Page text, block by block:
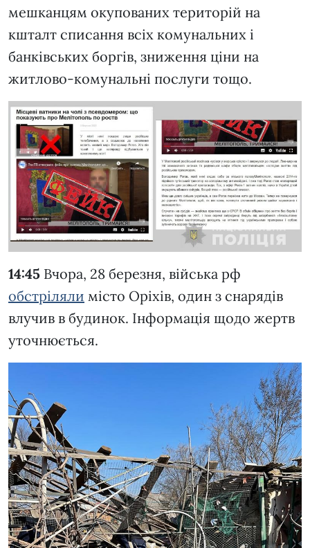
мешканцям окупованих територій на
кшталт списання всіх комунальних і
банківських боргів, зниження ціни на
житлово-комунальні послуги тощо.
14:45 Вчора, 28 березня, війська рф
обстріляли місто Оріхів, один з снарядів
влучив в будинок. Інформація щодо жертв
уточнюється.